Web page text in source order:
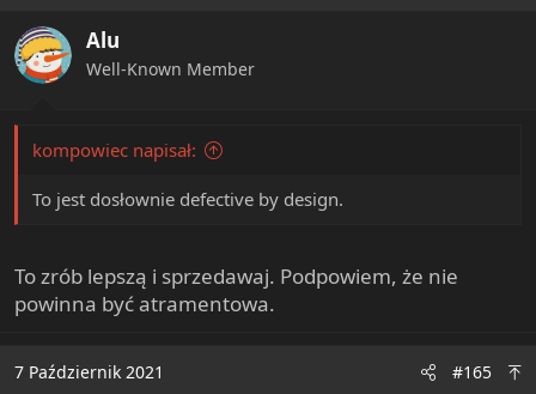
Alu
Well-Known Member
kompowiec napisał:
To jest dosłownie defective by design.
To zrób lepszą i sprzedawaj. Podpowiem, że nie
powinna być atramentowa.
7 Październik 2021 #165